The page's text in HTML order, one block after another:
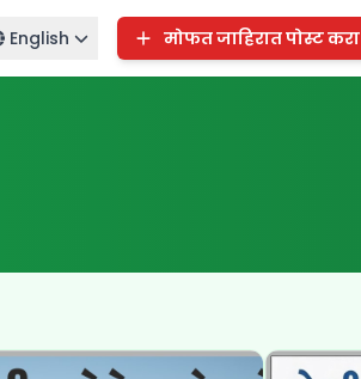
English मोफत जाहिरात पोस्ट करा